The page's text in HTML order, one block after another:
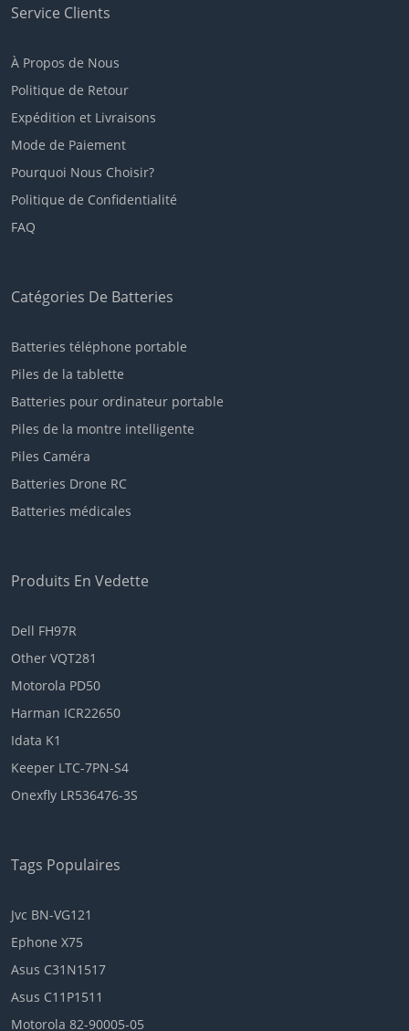
Service Clients
À Propos de Nous
Politique de Retour
Expédition et Livraisons
Mode de Paiement
Pourquoi Nous Choisir?
Politique de Confidentialité
FAQ
Catégories De Batteries
Batteries téléphone portable
Piles de la tablette
Batteries pour ordinateur portable
Piles de la montre intelligente
Piles Caméra
Batteries Drone RC
Batteries médicales
Produits En Vedette
Dell FH97R
Other VQT281
Motorola PD50
Harman ICR22650
Idata K1
Keeper LTC-7PN-S4
Onexfly LR536476-3S
Tags Populaires
Jvc BN-VG121
Ephone X75
Asus C31N1517
Asus C11P1511
Motorola 82-90005-05